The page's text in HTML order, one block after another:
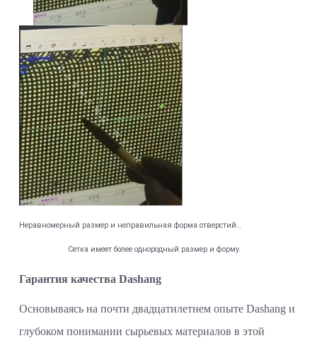
Неравномерный размер и неправильная форма отверстий…
Сетка имеет более однородный размер и форму.
Гарантия качества Dashang
Основываясь на почти двадцатилетнем опыте Dashang и
глубоком понимании сырьевых материалов в этой